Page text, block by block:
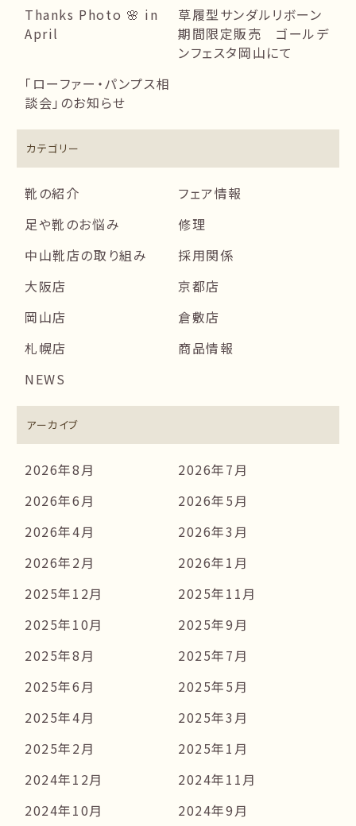
Thanks Photo 🌸 in
April
草履型サンダルリボーン
期間限定販売 ゴールデ
ンフェスタ岡山にて
「ローファー・パンプス相
談会」のお知らせ
カテゴリー
靴の紹介
フェア情報
足や靴のお悩み
修理
中山靴店の取り組み
採用関係
大阪店
京都店
岡山店
倉敷店
札幌店
商品情報
NEWS
アーカイブ
2026年8月
2026年7月
2026年6月
2026年5月
2026年4月
2026年3月
2026年2月
2026年1月
2025年12月
2025年11月
2025年10月
2025年9月
2025年8月
2025年7月
2025年6月
2025年5月
2025年4月
2025年3月
2025年2月
2025年1月
2024年12月
2024年11月
2024年10月
2024年9月